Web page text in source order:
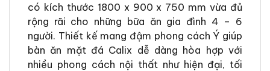
có kích thước 1800 x 900 x 750 mm vừa đủ
rộng rãi cho những bữa ăn gia đình 4 – 6
người. Thiết kế mang đậm phong cách Ý giúp
bàn ăn mặt đá Calix dễ dàng hòa hợp với
nhiều phong cách nội thất như hiện đại, tối